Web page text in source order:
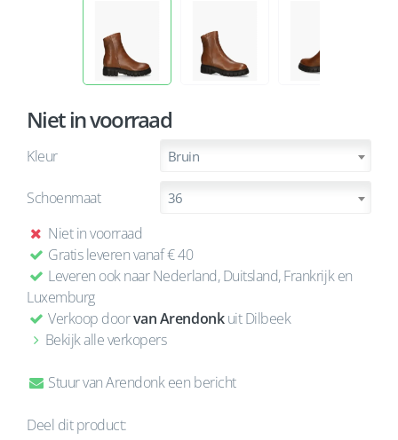
Niet in voorraad
Kleur Bruin
Schoenmaat 36
Niet in voorraad
Gratis leveren vanaf € 40
Leveren ook naar Nederland, Duitsland, Frankrijk en
Luxemburg
Verkoop doorvan Arendonkuit Dilbeek
Bekijk alle verkopers
Stuur van Arendonk een bericht
Deel dit product: